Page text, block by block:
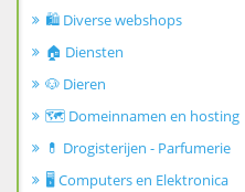
🛍️ Diverse webshops
🏠 Diensten
🐶 Dieren
🗺️ Domeinnamen en hosting
💊 Drogisterijen - Parfumerie
🖥️ Computers en Elektronica